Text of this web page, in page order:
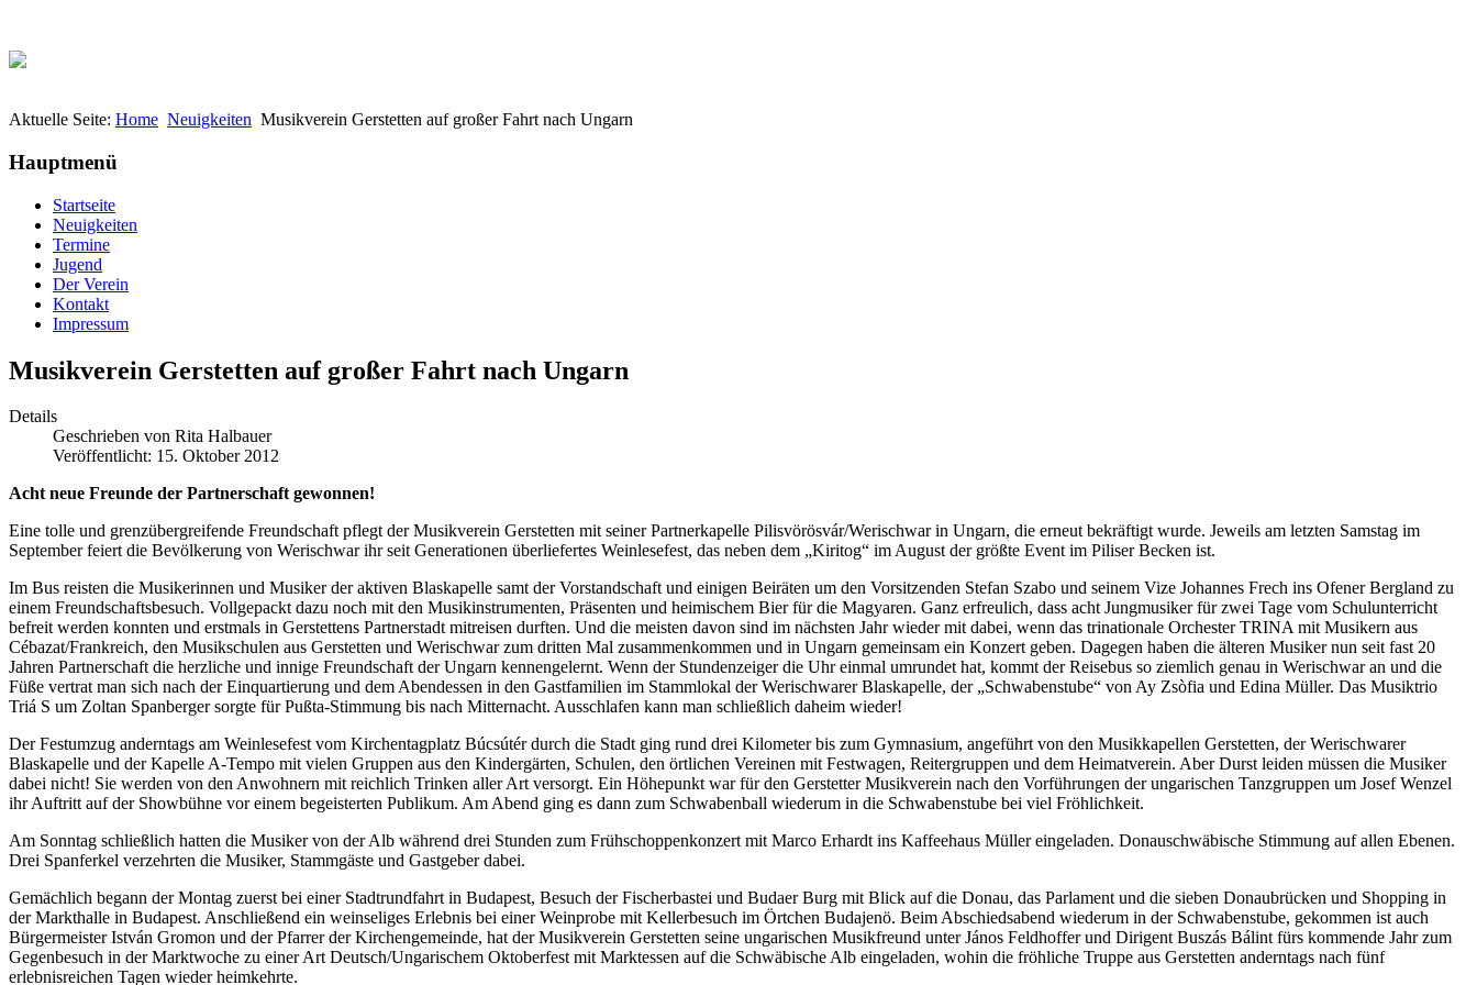
Aktuelle Seite: Home Neuigkeiten Musikverein Gerstetten auf großer Fahrt nach Ungarn
Hauptmenü
Startseite
Neuigkeiten
Termine
Jugend
Der Verein
Kontakt
Impressum
Musikverein Gerstetten auf großer Fahrt nach Ungarn
Details
Geschrieben von Rita Halbauer
Veröffentlicht: 15. Oktober 2012
Acht neue Freunde der Partnerschaft gewonnen!
Eine tolle und grenzübergreifende Freundschaft pflegt der Musikverein Gerstetten mit seiner Partnerkapelle Pilisvörösvár/Werischwar in Ungarn, die erneut bekräftigt wurde. Jeweils am letzten Samstag im
September feiert die Bevölkerung von Werischwar ihr seit Generationen überliefertes Weinlesefest, das neben dem „Kiritog“ im August der größte Event im Piliser Becken ist.
Im Bus reisten die Musikerinnen und Musiker der aktiven Blaskapelle samt der Vorstandschaft und einigen Beiräten um den Vorsitzenden Stefan Szabo und seinem Vize Johannes Frech ins Ofener Bergland zu
einem Freundschaftsbesuch. Vollgepackt dazu noch mit den Musikinstrumenten, Präsenten und heimischem Bier für die Magyaren. Ganz erfreulich, dass acht Jungmusiker für zwei Tage vom Schulunterricht
befreit werden konnten und erstmals in Gerstettens Partnerstadt mitreisen durften. Und die meisten davon sind im nächsten Jahr wieder mit dabei, wenn das trinationale Orchester TRINA mit Musikern aus
Cébazat/Frankreich, den Musikschulen aus Gerstetten und Werischwar zum dritten Mal zusammenkommen und in Ungarn gemeinsam ein Konzert geben. Dagegen haben die älteren Musiker nun seit fast 20
Jahren Partnerschaft die herzliche und innige Freundschaft der Ungarn kennengelernt. Wenn der Stundenzeiger die Uhr einmal umrundet hat, kommt der Reisebus so ziemlich genau in Werischwar an und die
Füße vertrat man sich nach der Einquartierung und dem Abendessen in den Gastfamilien im Stammlokal der Werischwarer Blaskapelle, der „Schwabenstube“ von Ay Zsòfia und Edina Müller. Das Musiktrio
Triá S um Zoltan Spanberger sorgte für Pußta-Stimmung bis nach Mitternacht. Ausschlafen kann man schließlich daheim wieder!
Der Festumzug anderntags am Weinlesefest vom Kirchentagplatz Búcsútér durch die Stadt ging rund drei Kilometer bis zum Gymnasium, angeführt von den Musikkapellen Gerstetten, der Werischwarer
Blaskapelle und der Kapelle A-Tempo mit vielen Gruppen aus den Kindergärten, Schulen, den örtlichen Vereinen mit Festwagen, Reitergruppen und dem Heimatverein. Aber Durst leiden müssen die Musiker
dabei nicht! Sie werden von den Anwohnern mit reichlich Trinken aller Art versorgt. Ein Höhepunkt war für den Gerstetter Musikverein nach den Vorführungen der ungarischen Tanzgruppen um Josef Wenzel
ihr Auftritt auf der Showbühne vor einem begeisterten Publikum. Am Abend ging es dann zum Schwabenball wiederum in die Schwabenstube bei viel Fröhlichkeit.
Am Sonntag schließlich hatten die Musiker von der Alb während drei Stunden zum Frühschoppenkonzert mit Marco Erhardt ins Kaffeehaus Müller eingeladen. Donauschwäbische Stimmung auf allen Ebenen.
Drei Spanferkel verzehrten die Musiker, Stammgäste und Gastgeber dabei.
Gemächlich begann der Montag zuerst bei einer Stadtrundfahrt in Budapest, Besuch der Fischerbastei und Budaer Burg mit Blick auf die Donau, das Parlament und die sieben Donaubrücken und Shopping in
der Markthalle in Budapest. Anschließend ein weinseliges Erlebnis bei einer Weinprobe mit Kellerbesuch im Örtchen Budajenö. Beim Abschiedsabend wiederum in der Schwabenstube, gekommen ist auch
Bürgermeister István Gromon und der Pfarrer der Kirchengemeinde, hat der Musikverein Gerstetten seine ungarischen Musikfreund unter János Feldhoffer und Dirigent Buszás Bálint fürs kommende Jahr zum
Gegenbesuch in der Marktwoche zu einer Art Deutsch/Ungarischem Oktoberfest mit Marktessen auf die Schwäbische Alb eingeladen, wohin die fröhliche Truppe aus Gerstetten anderntags nach fünf
erlebnisreichen Tagen wieder heimkehrte.